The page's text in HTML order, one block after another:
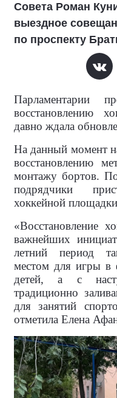
Совета Роман
выездное
по проспекту
Парламентарии
восстановлению
давно ждала
На данный момент
восстановлению
монтажу бортов.
подрядчики
хоккейной
«Восстановление
важнейших
летний период
местом для игры в
детей, а с
традиционно
для занятий
отметила Елена